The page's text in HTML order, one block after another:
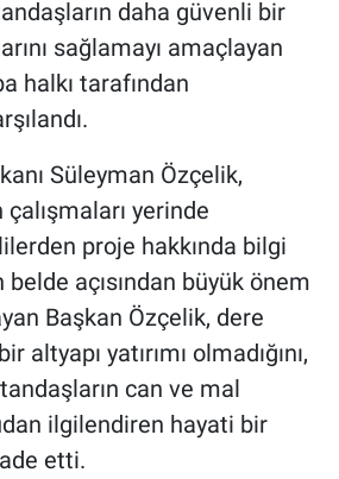
daha güvenli bir
sağlamayı amaçlayan
halkı tarafından
Süleyman Özçelik,
yerinde
proje hakkında bilgi
belde açısından büyük önem
Başkan Özçelik, dere
altyapı yatırımı olmadığını,
can ve mal
ilgilendiren hayati bir
etti.